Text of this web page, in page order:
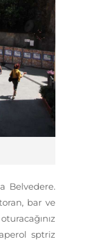
Belvedere.
bar ve
sptriz